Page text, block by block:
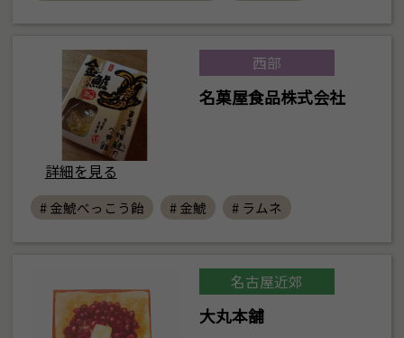
西部
名菓屋食品株式会社
詳細を見る
# 金鯱べっこう飴 # 金鯱 # ラムネ
名古屋近郊
大丸本舗